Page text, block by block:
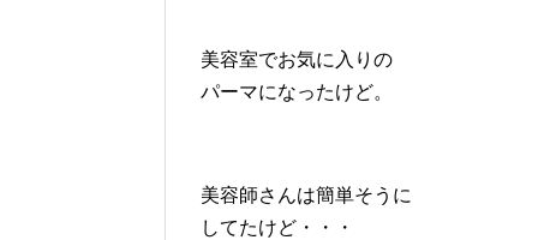
美容室でお気に入りの
パーマになったけど。
美容師さんは簡単そうに
してたけど・・・